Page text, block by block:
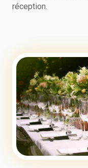
réception.